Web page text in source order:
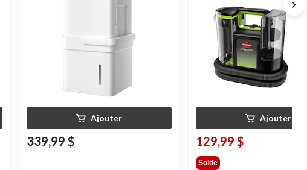
Ajouter
339,99 $
Ajouter
129,99 $
Solde